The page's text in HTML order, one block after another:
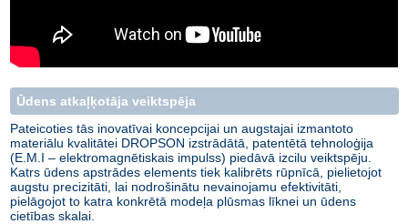
Ūdens atkaļķotāja veiktspēja
Pateicoties tās inovatīvai koncepcijai un augstajai izmantoto
materiālu kvalitātei DROPSON izstrādātā, patentētā tehnoloģija
(E.M.I – elektromagnētiskais impulss) piedāvā izcilu veiktspēju.
Katrs ūdens apstrādes elements tiek kalibrēts rūpnīcā, pielietojot
augstu precizitāti, lai nodrošinātu nevainojamu efektivitāti,
pielāgojot to katra konkrētā modeļa plūsmas līknei un ūdens
cietības skalai.